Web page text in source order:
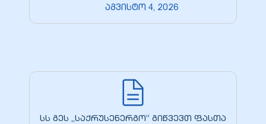
აგვისტო 4, 2026
სს გეს „საქრუსენერგო“ გიწვევთ ფასთა